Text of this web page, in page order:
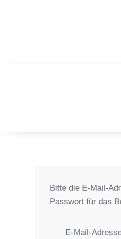
Bitte die E-Mail-
Passwort für das
E-Mail-